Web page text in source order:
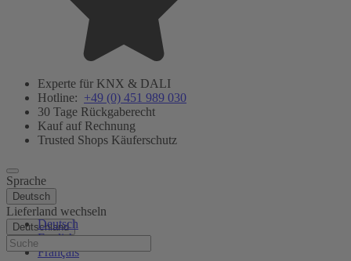
Experte für KNX & DALI
Hotline: +49 (0) 451 989 030
30 Tage Rückgaberecht
Kauf auf Rechnung
Trusted Shops Käuferschutz
Sprache
Deutsch
Deutsch
English
Français
Lieferland wechseln
Deutschland
Hilfe